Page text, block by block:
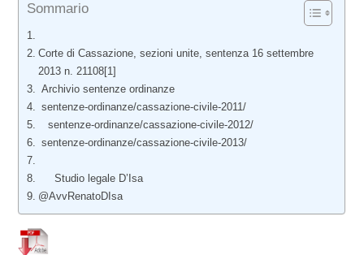
Sommario
Corte di Cassazione, sezioni unite, sentenza 16 settembre
2013 n. 21108[1]
Archivio sentenze ordinanze
sentenze-ordinanze/cassazione-civile-2011/
sentenze-ordinanze/cassazione-civile-2012/
sentenze-ordinanze/cassazione-civile-2013/
Studio legale D’Isa
@AvvRenatoDIsa